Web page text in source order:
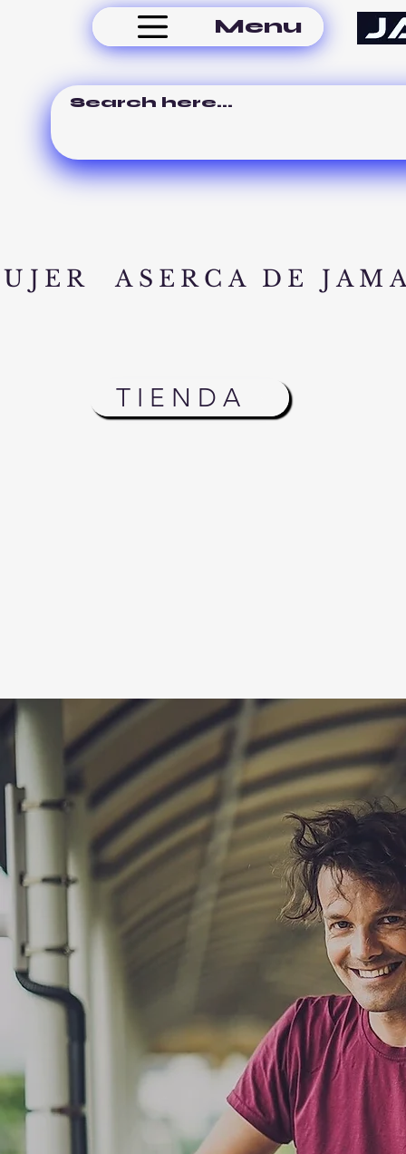
Menu
ASERCA DE
TIENDA